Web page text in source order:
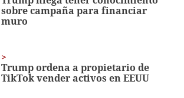
sobre campaña para financiar
muro
Trump ordena a propietario de
TikTok vender activos en EEUU